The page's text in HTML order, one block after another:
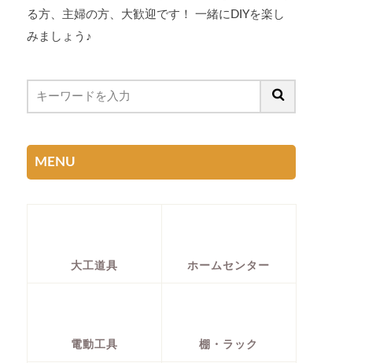
る方、主婦の方、大歓迎です！ 一緒にDIYを楽し
みましょう♪
MENU
大工道具 ホームセンター
電動工具 棚・ラック